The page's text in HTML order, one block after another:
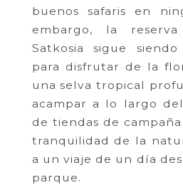
buenos safaris en
embargo, la
Satkosia sigue
para disfrutar de la
una selva tropical
acampar a lo largo
de tiendas de
tranquilidad de la
a un viaje de un día
parque.